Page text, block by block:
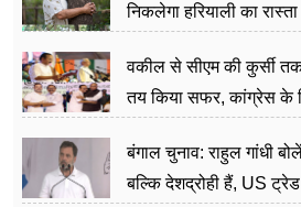
निकलेगा हरियाली का रास्ता
वकील से सीएम की कुर्सी
तय किया सफर, कांग्रेस के
बंगाल चुनाव: राहुल गांधी
बल्कि देशद्रोही हैं, US